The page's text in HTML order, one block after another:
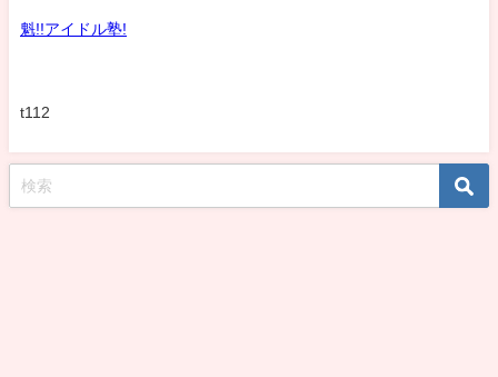
魁!!アイドル塾!
t112